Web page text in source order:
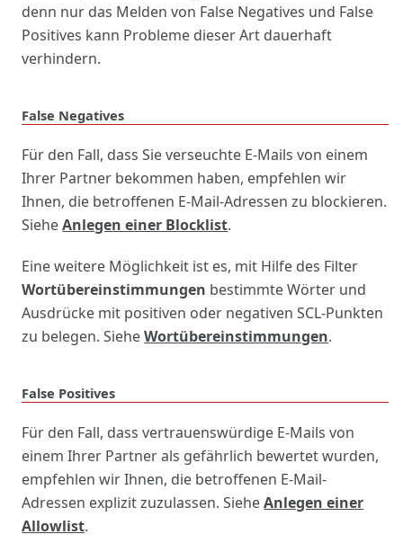
denn nur das Melden von False Negatives und False
Positives kann Probleme dieser Art dauerhaft
verhindern.
False Negatives
Für den Fall, dass Sie verseuchte E-Mails von einem
Ihrer Partner bekommen haben, empfehlen wir
Ihnen, die betroffenen E-Mail-Adressen zu blockieren.
SieheAnlegen einer Blocklist.
Eine weitere Möglichkeit ist es, mit Hilfe des Filter
Wortübereinstimmungen bestimmte Wörter und
Ausdrücke mit positiven oder negativen SCL-Punkten
zu belegen. SieheWortübereinstimmungen.
False Positives
Für den Fall, dass vertrauenswürdige E-Mails von
einem Ihrer Partner als gefährlich bewertet wurden,
empfehlen wir Ihnen, die betroffenen E-Mail-
Adressen explizit zuzulassen. SieheAnlegen einer
Allowlist.